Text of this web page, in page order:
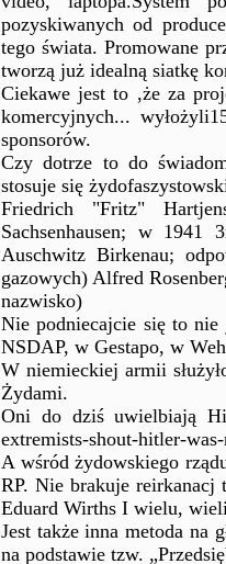
pozyskiwanych od
tego świata. Promowane
tworzą już idealną siatkę
Ciekawe jest to ,że za
komercyjnych...
sponsorów.
Czy dotrze to do
stosuje się
Friedrich "Fritz"
Sachsenhausen; w
Auschwitz Birkenau;
gazowych) Alfred
nazwisko)
Nie podniecajcie się to
NSDAP, w Gestapo, w
W niemieckiej armii
Żydami.
Oni do dziś uwielbiają
extremists-shout-hitler-
A wśród żydowskiego
RP. Nie brakuje
Eduard Wirths I wielu,
Jest także inna metoda na
na podstawie tzw.